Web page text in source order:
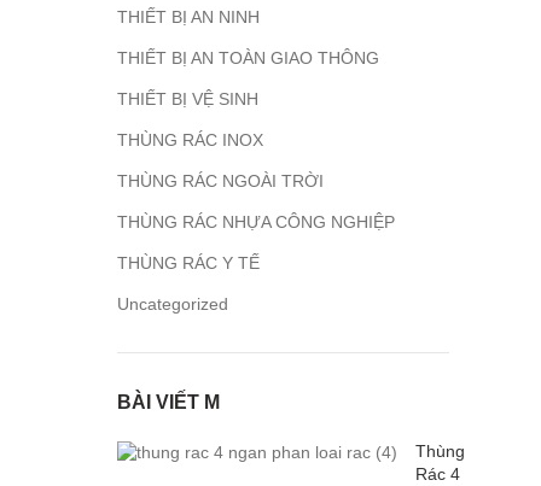
THIẾT BỊ AN NINH
THIẾT BỊ AN TOÀN GIAO THÔNG
THIẾT BỊ VỆ SINH
THÙNG RÁC INOX
THÙNG RÁC NGOÀI TRỜI
THÙNG RÁC NHỰA CÔNG NGHIỆP
THÙNG RÁC Y TẾ
Uncategorized
BÀI VIẾT M
Thùng
Rác 4